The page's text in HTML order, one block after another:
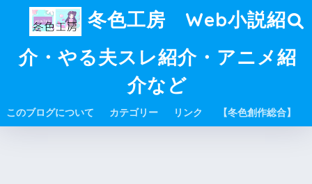
冬色工房 Web小説紹
介・やる夫スレ紹介・アニメ紹
介など
このブログについて カテゴリー リンク 【冬色創作総合】